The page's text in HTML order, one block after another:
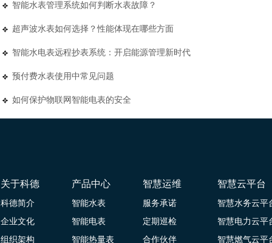
智能水表管理系统如何判断水表故障？
超声波水表如何选择？性能体现在哪些方面
智能水电表远程抄表系统：开启能源管理新时代
预付费水表使用中常见问题
如何保护物联网智能电表的安全
关于科德
科德简介
企业文化
组织架构
产品中心
智能水表
智能电表
智能热量表
智慧运维
服务承诺
定期巡检
合作伙伴
智慧云平台
智慧水务云平
智慧电力云平
智慧燃气云平